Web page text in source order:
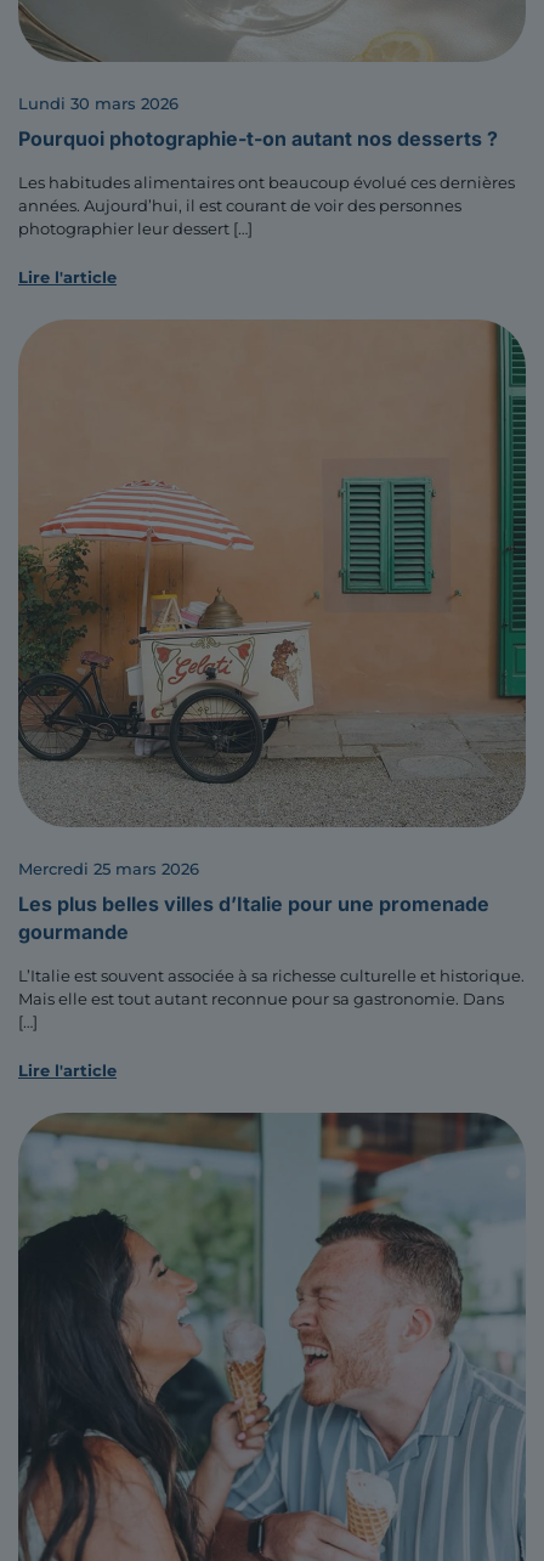
lundi 30 mars 2026
Pourquoi photographie-t-on autant nos desserts ?
Les habitudes alimentaires ont beaucoup évolué ces dernières
années. Aujourd’hui, il est courant de voir des personnes
photographier leur dessert […]
Lire l'article
mercredi 25 mars 2026
Les plus belles villes d’Italie pour une promenade
gourmande
L’Italie est souvent associée à sa richesse culturelle et historique.
Mais elle est tout autant reconnue pour sa gastronomie. Dans
[…]
Lire l'article